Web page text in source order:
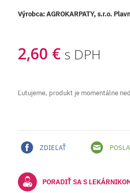
Výrobca:AGROKARPATY, s.r.o.
2,60 € s DPH
Ľutujeme, produkt je momentálne
ZDIEĽAŤ
PORADIŤ SA S